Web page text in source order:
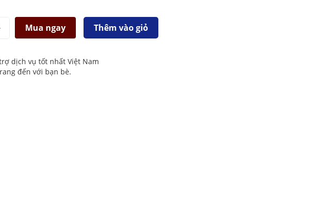
Thêm vào giỏ
Mua ngay
dịch vụ tốt nhất Việt Nam
đến với bạn bè.